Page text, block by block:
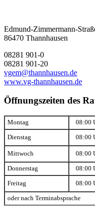
Edmund-Zimmermann-
86470 Thannhausen
08281 901-0
08281 901-20
vgem@thannhausen.de
www.vg-thannhausen.de
Öffnungszeiten des
Montag 08:00
Dienstag 08:00
Mittwoch 08:00
Donnerstag 08:00
Freitag 08:00
oder nach Terminabsprache